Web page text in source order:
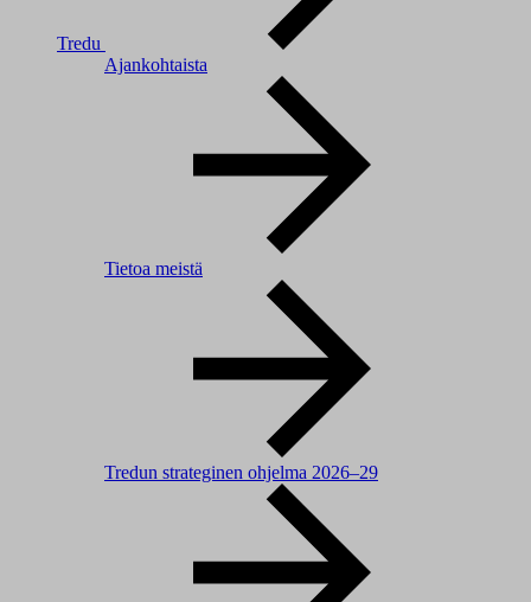
Tredu
Ajankohtaista
Tietoa meistä
Tredun strateginen ohjelma 2026–29